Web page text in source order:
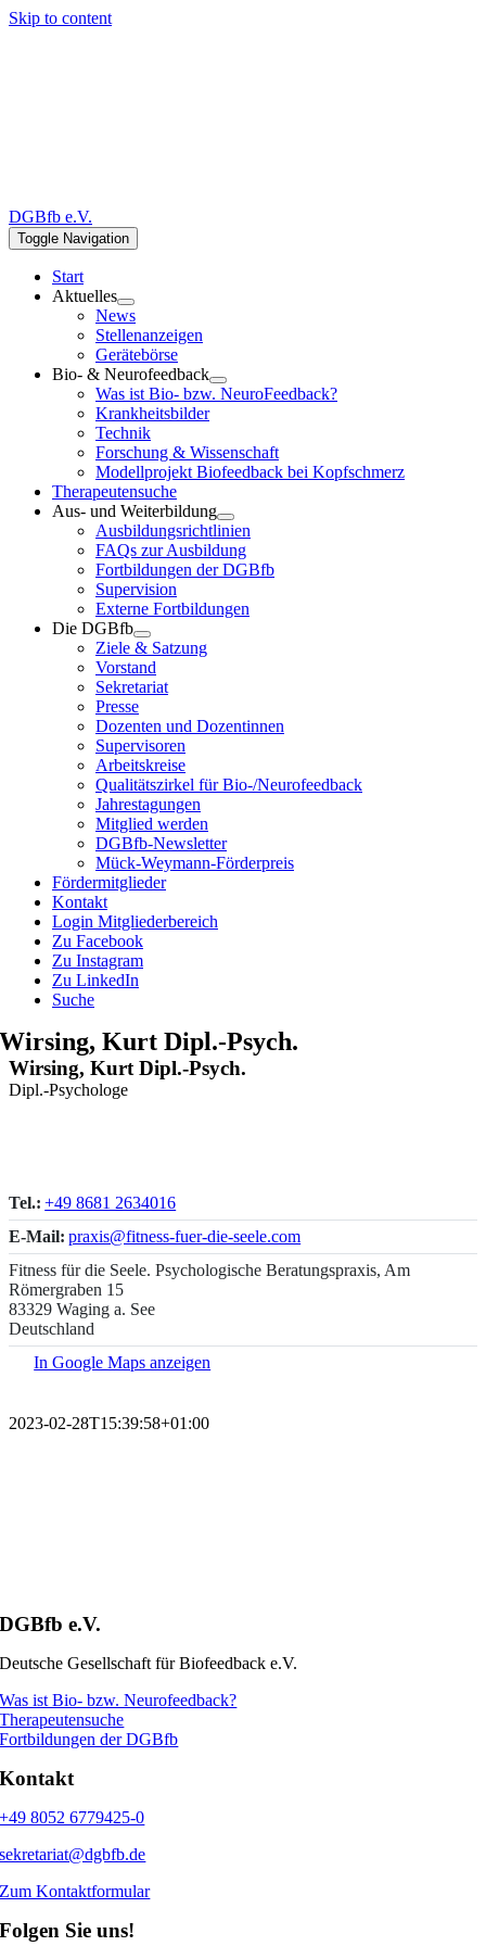
Skip to content
DGBfb e.V.
Toggle Navigation
Start
Aktuelles
News
Stellenanzeigen
Gerätebörse
Bio- & Neurofeedback
Was ist Bio- bzw. NeuroFeedback?
Krankheitsbilder
Technik
Forschung & Wissenschaft
Modellprojekt Biofeedback bei Kopfschmerz
Therapeutensuche
Aus- und Weiterbildung
Ausbildungsrichtlinien
FAQs zur Ausbildung
Fortbildungen der DGBfb
Supervision
Externe Fortbildungen
Die DGBfb
Ziele & Satzung
Vorstand
Sekretariat
Presse
Dozenten und Dozentinnen
Supervisoren
Arbeitskreise
Qualitätszirkel für Bio-/Neurofeedback
Jahrestagungen
Mitglied werden
DGBfb-Newsletter
Mück-Weymann-Förderpreis
Fördermitglieder
Kontakt
Login Mitgliederbereich
Zu Facebook
Zu Instagram
Zu LinkedIn
Suche
Wirsing, Kurt Dipl.-Psych.
Wirsing, Kurt Dipl.-Psych.
Dipl.-Psychologe
Tel.: +49 8681 2634016
E-Mail: praxis@fitness-fuer-die-seele.com
Fitness für die Seele. Psychologische Beratungspraxis, Am
Römergraben 15
83329 Waging a. See
Deutschland
In Google Maps anzeigen
2023-02-28T15:39:58+01:00
DGBfb e.V.
Deutsche Gesellschaft für Biofeedback e.V.
Was ist Bio- bzw. Neurofeedback?
Therapeutensuche
Fortbildungen der DGBfb
Kontakt
+49 8052 6779425-0
sekretariat@dgbfb.de
Zum Kontaktformular
Folgen Sie uns!